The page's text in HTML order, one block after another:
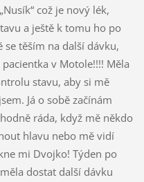
což je nový lék,
a ještě k tomu ho po
se těším na další dávku,
v Motole!!!! Měla
stavu, aby si mě
Já o sobě začínám
ráda, když mě někdo
hlavu nebo mě vidí
mi Dvojko! Týden po
dostat další dávku